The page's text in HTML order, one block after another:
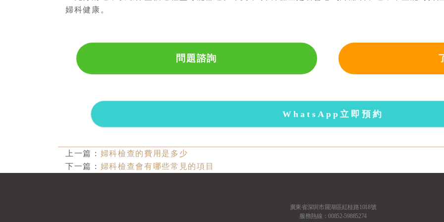
婦科健康。
問題諮詢
WhatsApp立即預約
上一篇： 婦科檢查的費用是多少
下一篇： 婦科檢查會有哪些常見的項目
廣東省深圳市羅湖區紅桂路1018號
服務熱線：00852-59885274